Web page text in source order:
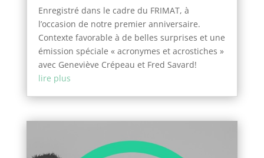
Enregistré dans le cadre du FRIMAT, à
l’occasion de notre premier anniversaire.
Contexte favorable à de belles surprises et une
émission spéciale « acronymes et acrostiches »
avec Geneviève Crépeau et Fred Savard!
lire plus